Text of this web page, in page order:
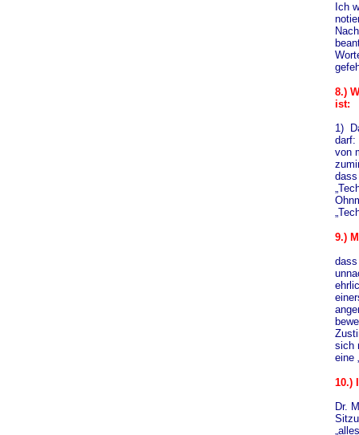
Ich
8.)
ist:
1)
darf:
von
9.)
sich
eine
10.)
Dr.